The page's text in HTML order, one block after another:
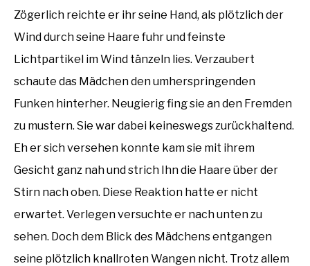
Zögerlich reichte er ihr seine Hand, als plötzlich der
Wind durch seine Haare fuhr und feinste
Lichtpartikel im Wind tänzeln lies. Verzaubert
schaute das Mädchen den umherspringenden
Funken hinterher. Neugierig fing sie an den Fremden
zu mustern. Sie war dabei keineswegs zurückhaltend.
Eh er sich versehen konnte kam sie mit ihrem
Gesicht ganz nah und strich Ihn die Haare über der
Stirn nach oben. Diese Reaktion hatte er nicht
erwartet. Verlegen versuchte er nach unten zu
sehen. Doch dem Blick des Mädchens entgangen
seine plötzlich knallroten Wangen nicht. Trotz allem